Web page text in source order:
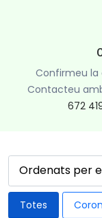
Confirmeu
Contacteu
672
Totes